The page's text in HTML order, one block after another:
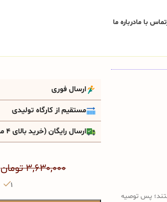
تماس با مادرباره ما
پس توصیه
ارسال فوری
مستقیم از کارگاه تولیدی
ارسال رایگان (خرید بالای 4 میلیون تومان)
۳,۶۳۰,۰۰۰تومان
1 در انبار